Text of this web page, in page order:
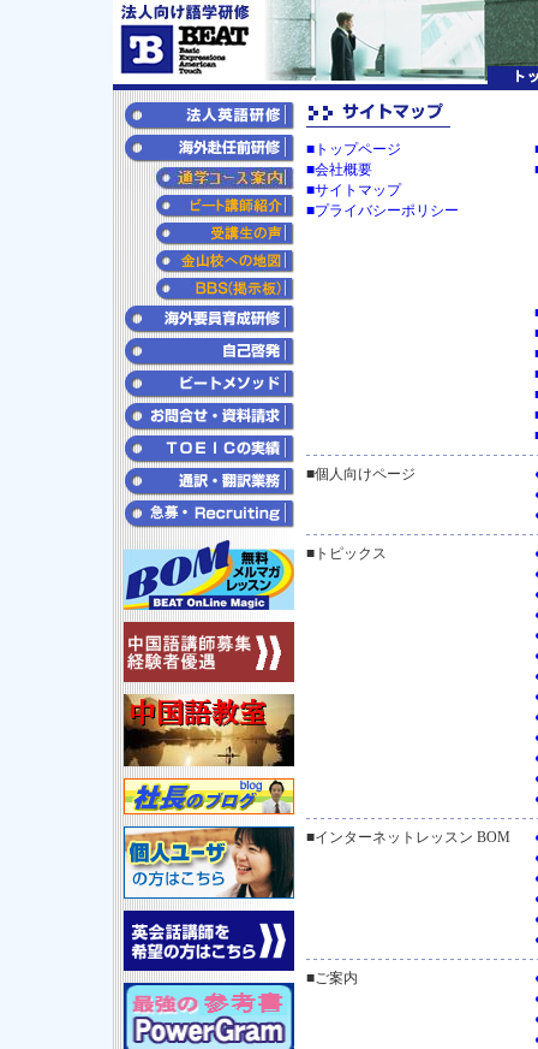
■トップページ
■会社概要
■サイトマップ
■プライバシーポリシー
■個人向けページ
■トピックス
■インターネットレッスン BOM
■ご案内